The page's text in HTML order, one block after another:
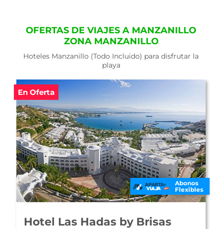
OFERTAS DE VIAJES A MANZANILLO
ZONA MANZANILLO
Hoteles Manzanillo (Todo Incluido) para disfrutar la
playa
En Oferta
Abonos
Flexibles
Hotel Las Hadas by Brisas